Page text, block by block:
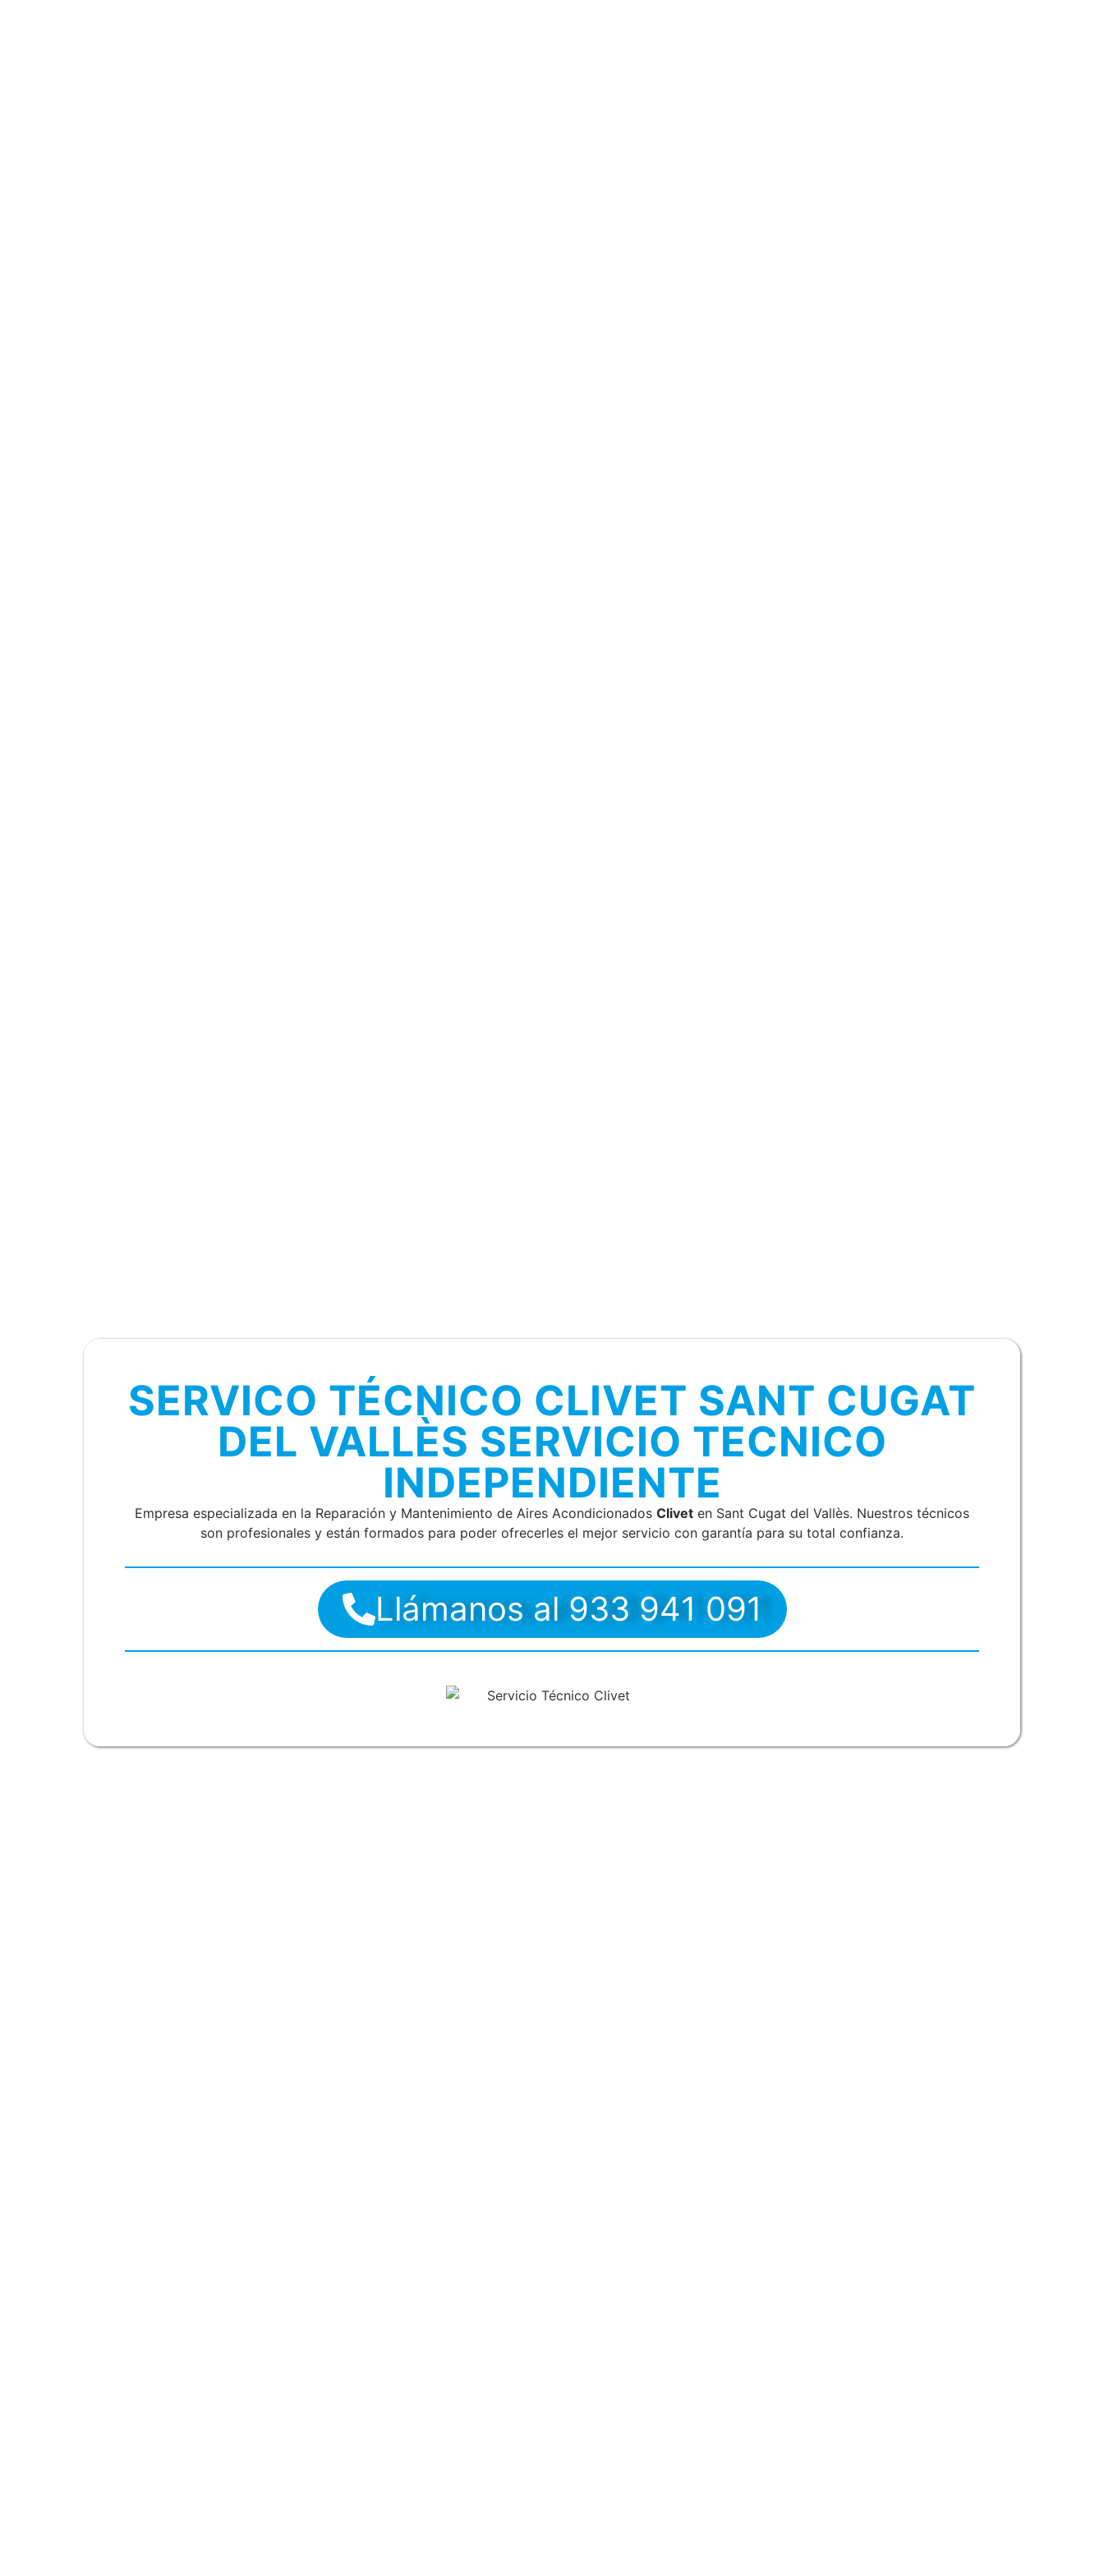
SERVICO TÉCNICO CLIVET SANT CUGAT
DEL VALLÈS SERVICIO TECNICO
INDEPENDIENTE
Empresa especializada en la Reparación y Mantenimiento de Aires Acondicionados Clivet en Sant Cugat del Vallès. Nuestros técnicos
son profesionales y están formados para poder ofrecerles el mejor servicio con garantía para su total confianza.
Llámanos al 933 941 091